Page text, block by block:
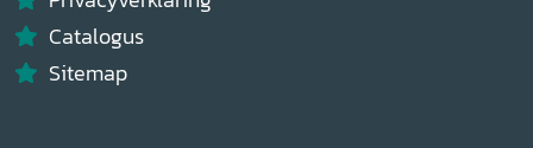
Catalogus
Sitemap